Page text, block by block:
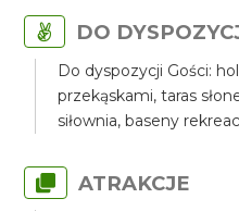
DO
Do dyspozycji Gości:
przekąskami, taras
siłownia, baseny
ATRAKCJE